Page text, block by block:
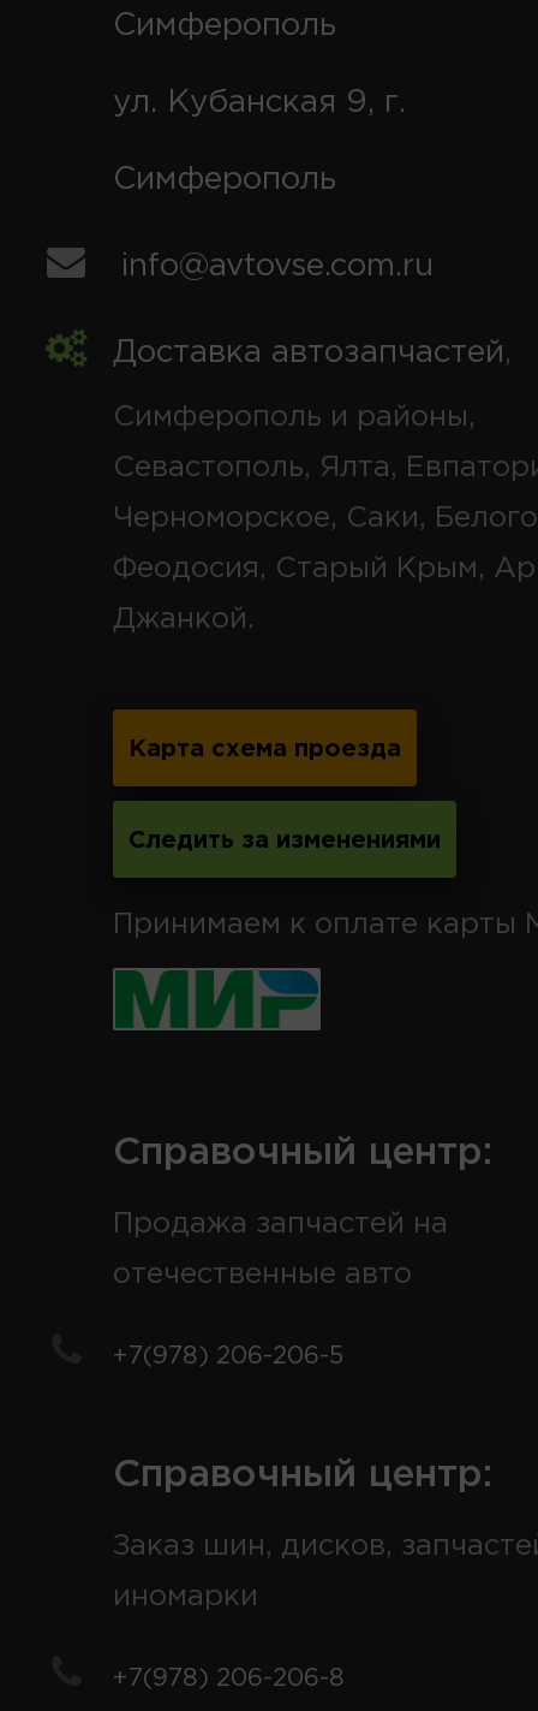
Симферополь
ул. Кубанская 9, г.
Симферополь
info@avtovse.com.ru
Доставка автозапчастей,
Симферополь и районы,
Севастополь, Ялта,
Черноморское, Саки,
Феодосия, Старый Крым,
Джанкой.
Карта схема проезда
Следить за изменениями
Принимаем к оплате карты
Справочный центр:
Продажа запчастей на
отечественные авто
+7(978) 206-206-5
Справочный центр:
Заказ шин, дисков,
иномарки
+7(978) 206-206-8